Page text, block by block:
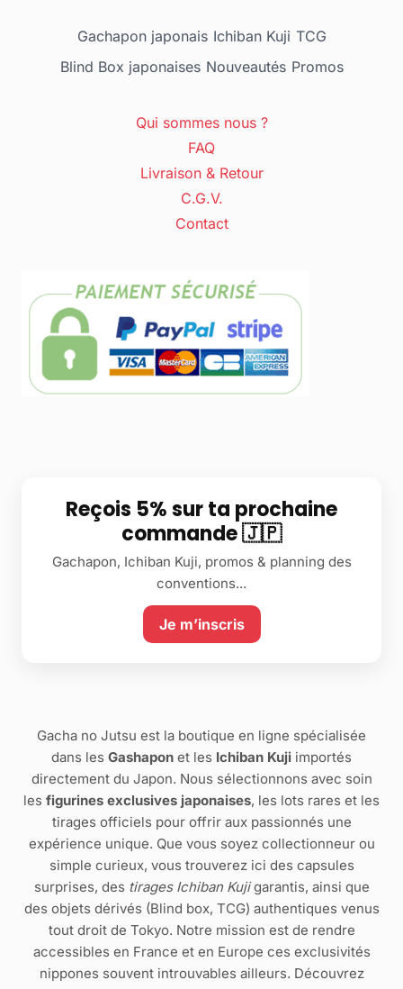
Gachapon japonais Ichiban Kuji TCG
Blind Box japonaises Nouveautés Promos
Qui sommes nous ?
FAQ
Livraison & Retour
C.G.V.
Contact
Reçois 5% sur ta prochaine
commande 🇯🇵
Gachapon, Ichiban Kuji, promos & planning des
conventions...
Je m’inscris
Gacha no Jutsu est la boutique en ligne spécialisée
dans les Gashapon et les Ichiban Kuji importés
directement du Japon. Nous sélectionnons avec soin
les figurines exclusives japonaises, les lots rares et les
tirages officiels pour offrir aux passionnés une
expérience unique. Que vous soyez collectionneur ou
simple curieux, vous trouverez ici des capsules
surprises, des tirages Ichiban Kujigarantis, ainsi que
des objets dérivés (Blind box, TCG) authentiques venus
tout droit de Tokyo. Notre mission est de rendre
accessibles en France et en Europe ces exclusivités
nippones souvent introuvables ailleurs. Découvrez